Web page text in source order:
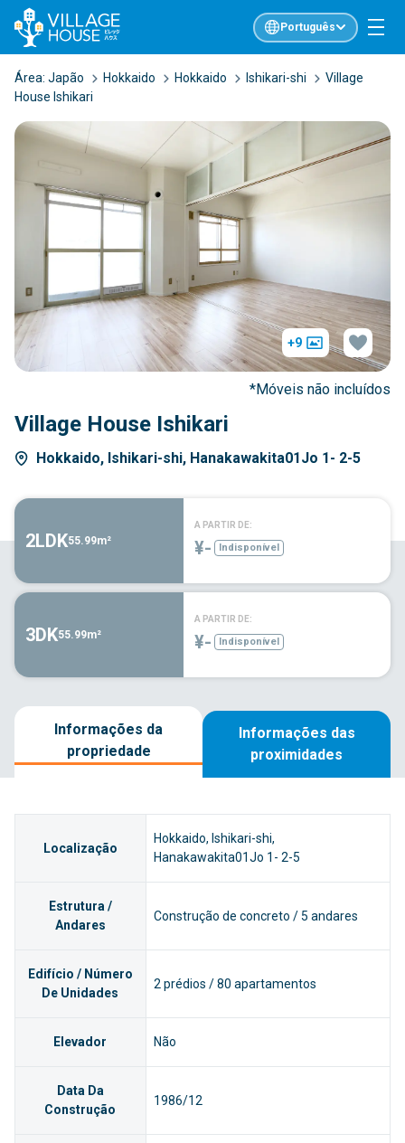
Português
Área: Japão Hokkaido Hokkaido Ishikari-shi
Village
House Ishikari
Village House Ishikari
Hokkaido, Ishikari-shi, Hanakawakita01Jo 1- 2-5
+9
*Móveis não incluídos
2LDK55.99m²
A PARTIR DE:
¥- Indisponível
3DK55.99m²
A PARTIR DE:
¥- Indisponível
Informações da
propriedade
Informações das
proximidades
Localização
Hokkaido, Ishikari-shi,
Hanakawakita01Jo 1- 2-5
Estrutura /
Andares
Construção de concreto / 5 andares
Edifício / Número
De Unidades
2 prédios / 80 apartamentos
Elevador Não
Data Da
Construção
1986/12